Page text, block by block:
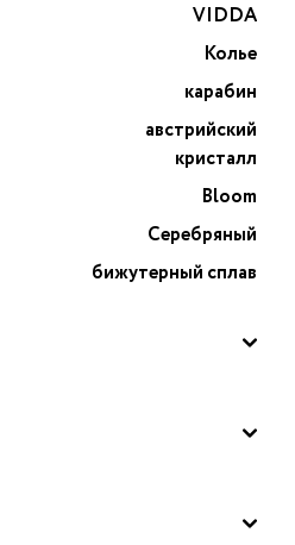
VIDDA
Колье
карабин
австрийский
кристалл
Bloom
Серебряный
бижутерный сплав
подвесками из
Магазине, Москва